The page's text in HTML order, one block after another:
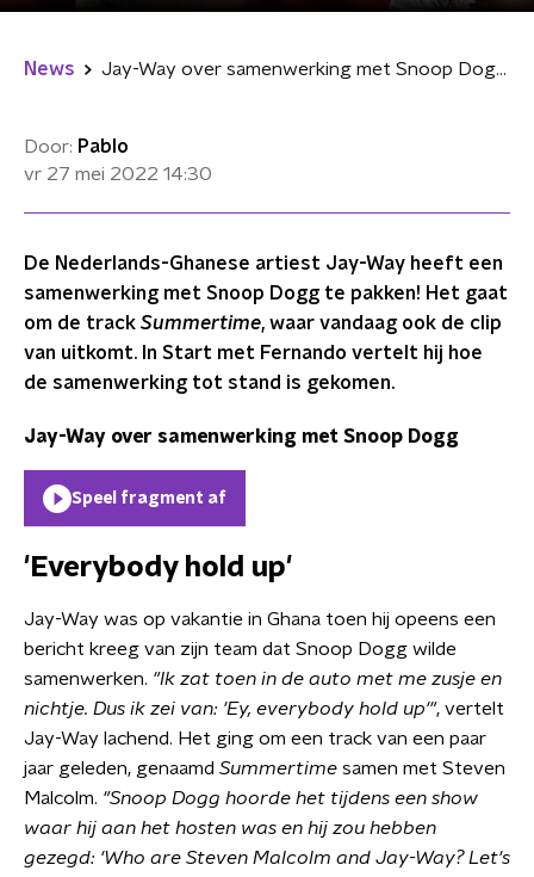
News Jay-Way over samenwerking met Snoop Dogg: "Anything is possible"
Door: Pablo
vr 27 mei 2022 14:30
De Nederlands-Ghanese artiest Jay-Way heeft een
samenwerking met Snoop Dogg te pakken! Het gaat
om de track Summertime, waar vandaag ook de clip
van uitkomt. In Start met Fernando vertelt hij hoe
de samenwerking tot stand is gekomen.
Jay-Way over samenwerking met Snoop Dogg
Speel fragment af
'Everybody hold up'
Jay-Way was op vakantie in Ghana toen hij opeens een
bericht kreeg van zijn team dat Snoop Dogg wilde
samenwerken. "Ik zat toen in de auto met me zusje en
nichtje. Dus ik zei van: 'Ey, everybody hold up'", vertelt
Jay-Way lachend. Het ging om een track van een paar
jaar geleden, genaamd Summertime samen met Steven
Malcolm. "Snoop Dogg hoorde het tijdens een show
waar hij aan het hosten was en hij zou hebben
gezegd: 'Who are Steven Malcolm and Jay-Way? Let's